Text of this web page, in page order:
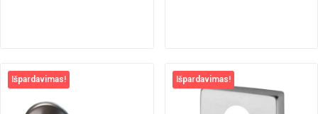
Išpardavimas! Išpardavimas!